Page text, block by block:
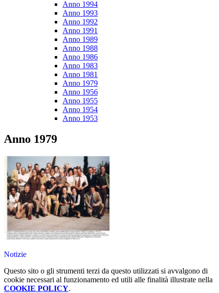
Anno 1994
Anno 1993
Anno 1992
Anno 1991
Anno 1989
Anno 1988
Anno 1986
Anno 1983
Anno 1981
Anno 1979
Anno 1956
Anno 1955
Anno 1954
Anno 1953
Anno 1979
Notizie
Questo sito o gli strumenti terzi da questo utilizzati si avvalgono di
cookie necessari al funzionamento ed utili alle finalità illustrate nella
COOKIE POLICY.